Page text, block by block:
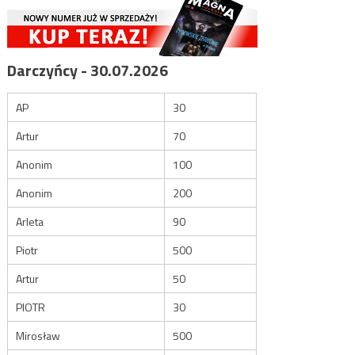
Darczyńcy - 30.07.2026
AP
30
Artur
70
Anonim
100
Anonim
200
Arleta
90
Piotr
500
Artur
50
PIOTR
30
Mirosław
500